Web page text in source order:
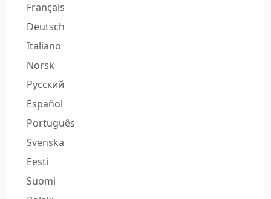
Français
Deutsch
Italiano
Norsk
Русский
Español
Português
Svenska
Eesti
Suomi